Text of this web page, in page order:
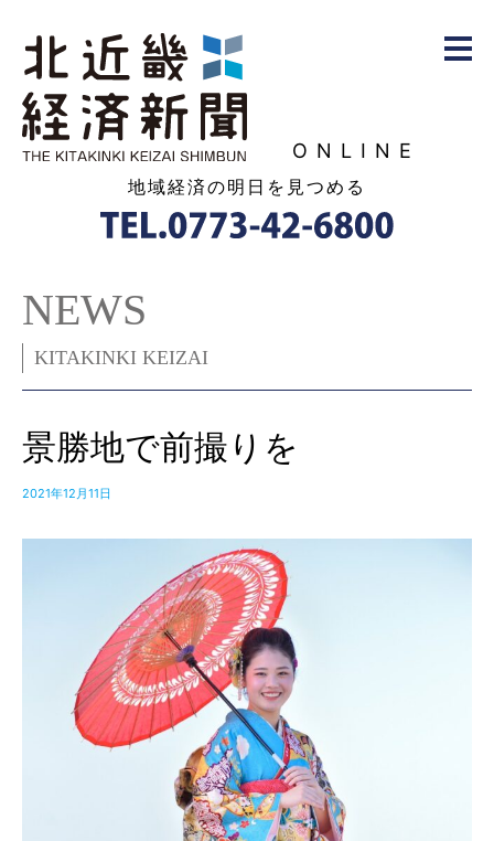
ONLINE
地域経済の明日を見つめる
NEWS
KITAKINKI KEIZAI
景勝地で前撮りを
2021年12月11日